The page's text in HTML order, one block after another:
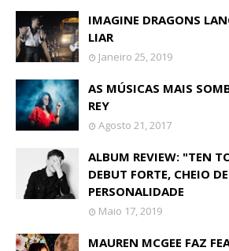
IMAGINE DRAGONS
LIAR
Janeiro 25, 2019
AS MÚSICAS MAIS
REY
Agosto 21, 2017
ALBUM REVIEW: "TEN
DEBUT FORTE, CHEIO
PERSONALIDADE
Maio 17, 2019
MAUREN MCGEE FAZ